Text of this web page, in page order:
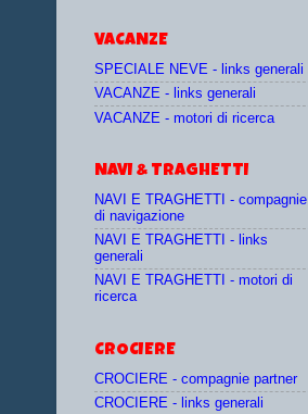
VACANZE
SPECIALE NEVE - links generali
VACANZE - links generali
VACANZE - motori di ricerca
NAVI & TRAGHETTI
NAVI E TRAGHETTI - compagnie
di navigazione
NAVI E TRAGHETTI - links
generali
NAVI E TRAGHETTI - motori di
ricerca
CROCIERE
CROCIERE - compagnie partner
CROCIERE - links generali